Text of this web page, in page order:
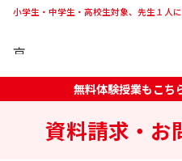
小学生・中学生・高校生対象、先生１人
資料請求・お
無料体験授業もこち